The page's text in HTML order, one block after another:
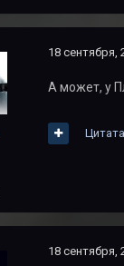
18 сентября,
А может, у
Цитата
18 сентября,